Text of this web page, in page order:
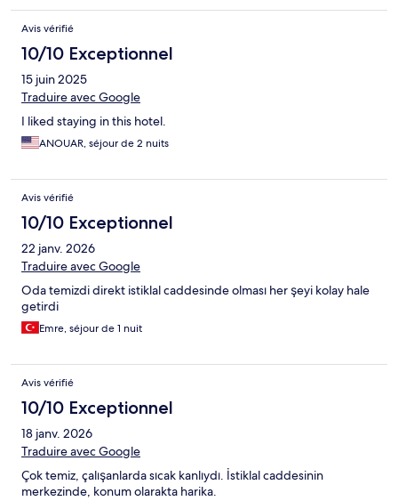
Avis vérifié
10/10 Exceptionnel
15 juin 2025
Traduire avec Google
I liked staying in this hotel.
ANOUAR, séjour de 2 nuits
Avis vérifié
10/10 Exceptionnel
22 janv. 2026
Traduire avec Google
Oda temizdi direkt istiklal caddesinde olması her şeyi kolay hale
getirdi
Emre, séjour de 1 nuit
Avis vérifié
10/10 Exceptionnel
18 janv. 2026
Traduire avec Google
Çok temiz, çalışanlarda sıcak kanlıydı. İstiklal caddesinin
merkezinde, konum olarakta harika.